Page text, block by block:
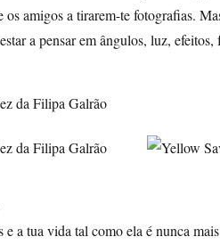
os amigos a tirarem-te fotografias.
a pensar em ângulos, luz,
a tua vida tal como ela é nunca